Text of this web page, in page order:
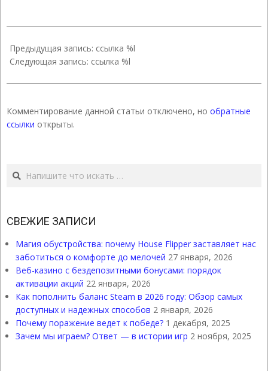
12-
14
Предыдущая запись: ссылка %l
Следующая запись: ссылка %l
Комментирование данной статьи отключено, но обратные
ссылки открыты.
Поиск
СВЕЖИЕ ЗАПИСИ
Магия обустройства: почему House Flipper заставляет нас
заботиться о комфорте до мелочей 27 января, 2026
Веб-казино с бездепозитными бонусами: порядок
активации акций 22 января, 2026
Как пополнить баланс Steam в 2026 году: Обзор самых
доступных и надежных способов 2 января, 2026
Почему поражение ведет к победе? 1 декабря, 2025
Зачем мы играем? Ответ — в истории игр 2 ноября, 2025